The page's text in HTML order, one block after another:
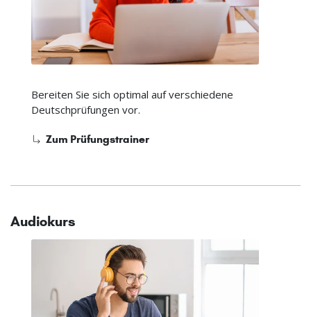
Bereiten Sie sich optimal auf verschiedene
Deutschprüfungen vor.
Zum Prüfungstrainer
Audiokurs